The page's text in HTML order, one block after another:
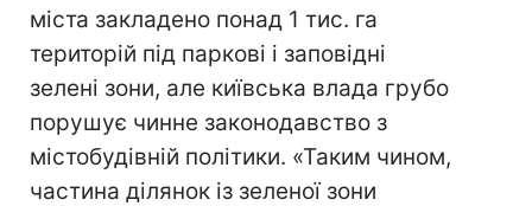
міста закладено понад 1 тис. га
територій під паркові і заповідні
зелені зони, але київська влада грубо
порушує чинне законодавство з
містобудівній політики. «Таким чином,
частина ділянок із зеленої зони